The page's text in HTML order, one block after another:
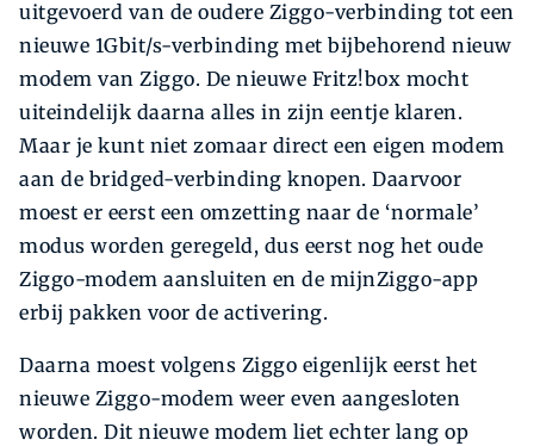
uitgevoerd van de oudere Ziggo-verbinding tot een
nieuwe 1Gbit/s-verbinding met bijbehorend nieuw
modem van Ziggo. De nieuwe Fritz!box mocht
uiteindelijk daarna alles in zijn eentje klaren.
Maar je kunt niet zomaar direct een eigen modem
aan de bridged-verbinding knopen. Daarvoor
moest er eerst een omzetting naar de ‘normale’
modus worden geregeld, dus eerst nog het oude
Ziggo-modem aansluiten en de mijnZiggo-app
erbij pakken voor de activering.
Daarna moest volgens Ziggo eigenlijk eerst het
nieuwe Ziggo-modem weer even aangesloten
worden. Dit nieuwe modem liet echter lang op